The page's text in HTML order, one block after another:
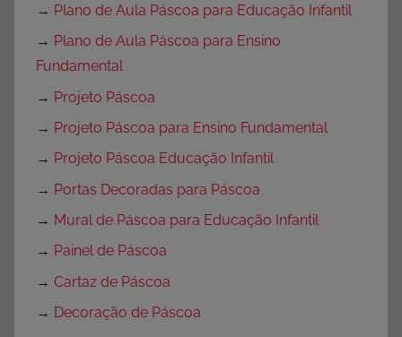
→ Plano de Aula Páscoa para Educação Infantil
→ Plano de Aula Páscoa para Ensino
Fundamental
→ Projeto Páscoa
→ Projeto Páscoa para Ensino Fundamental
→ Projeto Páscoa Educação Infantil
→ Portas Decoradas para Páscoa
→ Mural de Páscoa para Educação Infantil
→ Painel de Páscoa
→ Cartaz de Páscoa
→ Decoração de Páscoa